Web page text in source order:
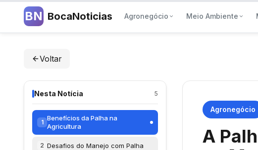
BN BocaNoticias Agronegócio Meio Ambiente
Voltar
Nesta Notícia 5
1
Benefícios da Palha na
Agricultura
2 Desafios do Manejo com Palha
Agronegócio
A